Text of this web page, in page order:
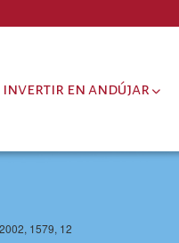
invertir en andújar
2002, 1579, 12